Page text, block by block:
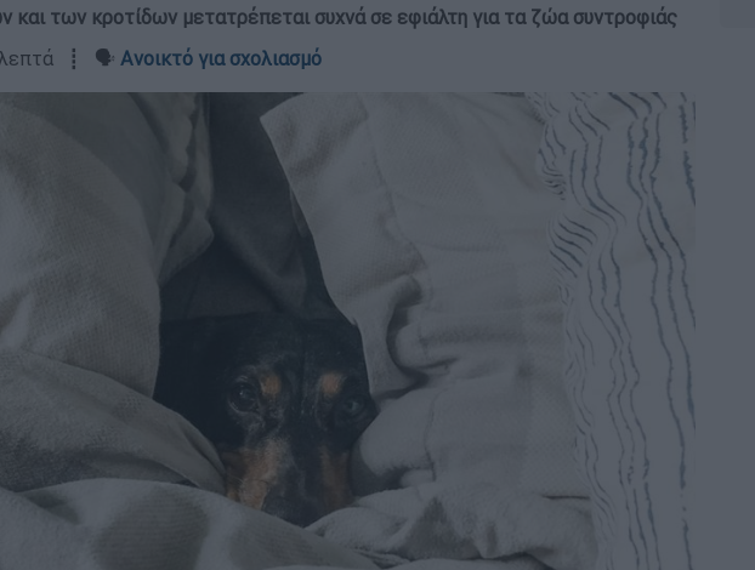
και των κροτίδων μετατρέπεται συχνά σε εφιάλτη για τα ζώα συντροφιάς
λεπτά ┋ 🗣️ Ανοικτό για σχολιασμό